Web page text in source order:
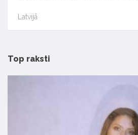
Latvijā
Top raksti